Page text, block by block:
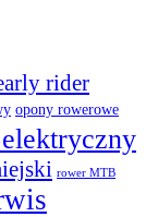
rider
opony rowerowe
rower MTB